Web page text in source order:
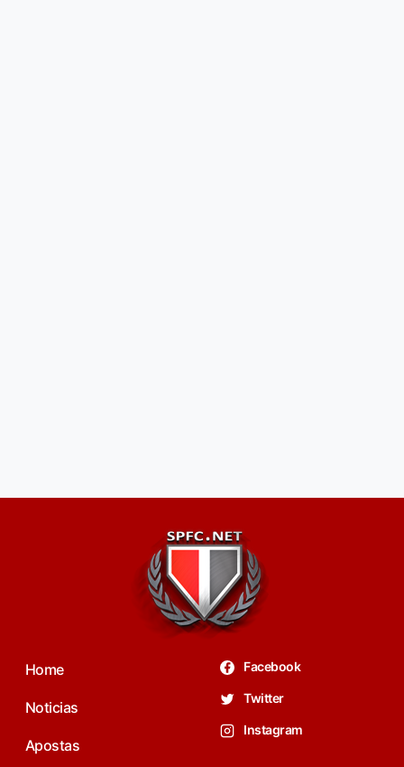
Home
Noticias
Apostas
Facebook
Twitter
Instagram